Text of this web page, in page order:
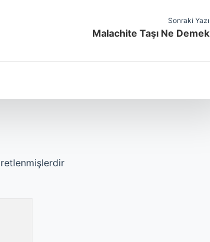
Sonraki Yazı
Malachite Taşı Ne Demek